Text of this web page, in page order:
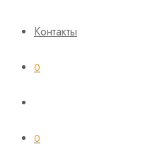
Контакты
0
0